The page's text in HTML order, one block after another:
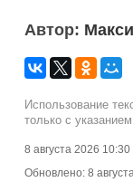
Автор:
Использование
только с указанием
8 августа 2026 10:30
Обновлено: 8